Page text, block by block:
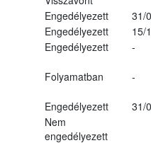
Engedélyezett
31/
Engedélyezett
15/
Engedélyezett
-
Folyamatban -
Engedélyezett
31/
Nem
engedélyezett